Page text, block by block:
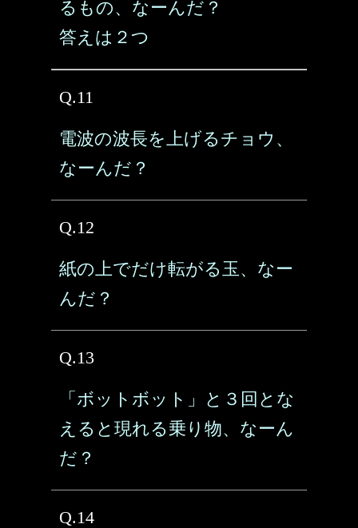
るもの、なーんだ？
答えは２つ
Q.11
電波の波長を上げるチョウ、
なーんだ？
Q.12
紙の上でだけ転がる玉、なー
んだ？
Q.13
「ボットボット」と３回とな
えると現れる乗り物、なーん
だ？
Q.14